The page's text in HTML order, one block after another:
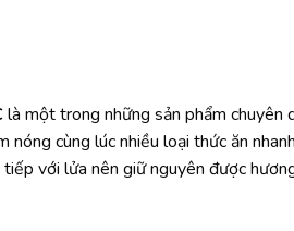
là một trong những sản phẩm chuyên
cùng lúc nhiều loại thức ăn
với lửa nên giữ nguyên được